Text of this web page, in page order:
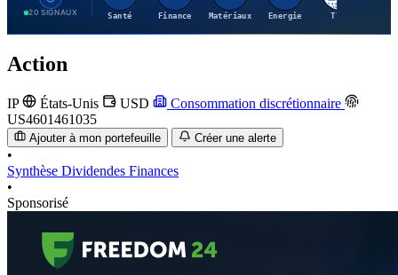
20 SIGNAUX Santé Finance Matériaux Energie TTWO
Action
IP États-Unis USD
Consommation discrétionnaire
US4601461035
Ajouter à mon portefeuille Créer une alerte
•
Synthèse Dividendes Finances
•
Sponsorisé